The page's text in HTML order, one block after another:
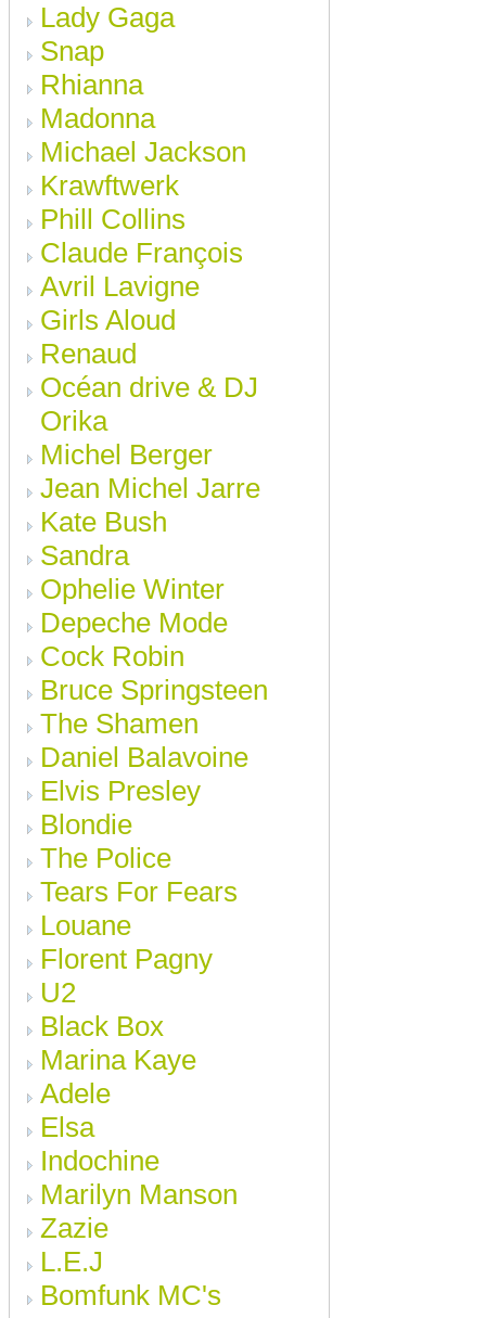
Lady Gaga
Snap
Rhianna
Madonna
Michael Jackson
Krawftwerk
Phill Collins
Claude François
Avril Lavigne
Girls Aloud
Renaud
Océan drive & DJ
Orika
Michel Berger
Jean Michel Jarre
Kate Bush
Sandra
Ophelie Winter
Depeche Mode
Cock Robin
Bruce Springsteen
The Shamen
Daniel Balavoine
Elvis Presley
Blondie
The Police
Tears For Fears
Louane
Florent Pagny
U2
Black Box
Marina Kaye
Adele
Elsa
Indochine
Marilyn Manson
Zazie
L.E.J
Bomfunk MC's